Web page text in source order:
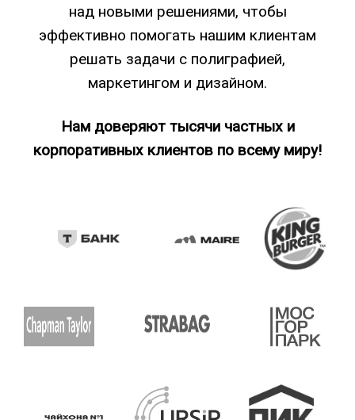
над новыми решениями, чтобы
эффективно помогать нашим клиентам
решать задачи с полиграфией,
маркетингом и дизайном.
Нам доверяют тысячи частных и
корпоративных клиентов по всему миру!